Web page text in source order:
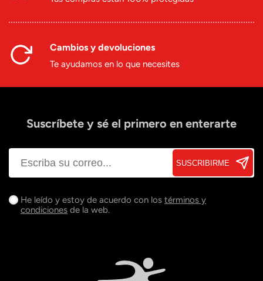
Cambios y devoluciones
Te ayudamos en lo que necesites
Suscríbete y sé el primero en enterarte
SUSCRIBIRME
He leído y estoy de acuerdo con los términos y
condiciones de la web.